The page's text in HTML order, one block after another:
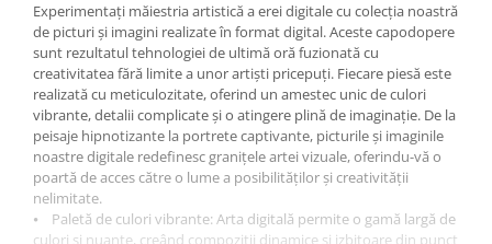
Experimentați măiestria artistică a erei digitale cu colecția noastră
de picturi și imagini realizate în format digital. Aceste capodopere
sunt rezultatul tehnologiei de ultimă oră fuzionată cu
creativitatea fără limite a unor artiști pricepuți. Fiecare piesă este
realizată cu meticulozitate, oferind un amestec unic de culori
vibrante, detalii complicate și o atingere plină de imaginație. De la
peisaje hipnotizante la portrete captivante, picturile și imaginile
noastre digitale redefinesc granițele artei vizuale, oferindu-vă o
poartă de acces către o lume a posibilităților și creativității
nelimitate.
⦁ Paletă de culori vibrante: Arta digitală permite o gamă largă de
culori și nuanțe, creând compoziții dinamice și izbitoare din punct